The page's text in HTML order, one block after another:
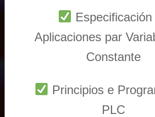
Especificación
Aplicaciones par
Constante
Principios e
PLC